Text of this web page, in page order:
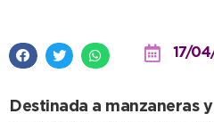
17/
Destinada a manzaneras